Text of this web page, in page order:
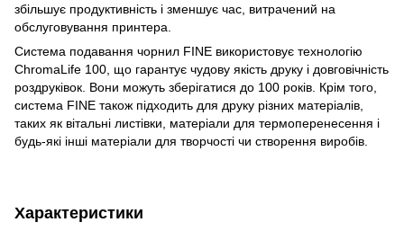
збільшує продуктивність і зменшує час, витрачений на
обслуговування принтера.
Система подавання чорнил FINE використовує технологію
ChromaLife 100, що гарантує чудову якість друку і довговічність
роздруківок. Вони можуть зберігатися до 100 років. Крім того,
система FINE також підходить для друку різних матеріалів,
таких як вітальні листівки, матеріали для термоперенесення і
будь-які інші матеріали для творчості чи створення виробів.
Характеристики